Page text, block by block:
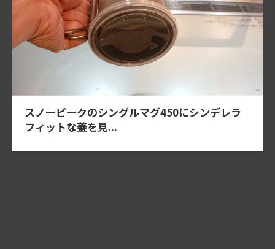
スノーピークのシングルマグ450にシンデレラ
フィットな蓋を見...